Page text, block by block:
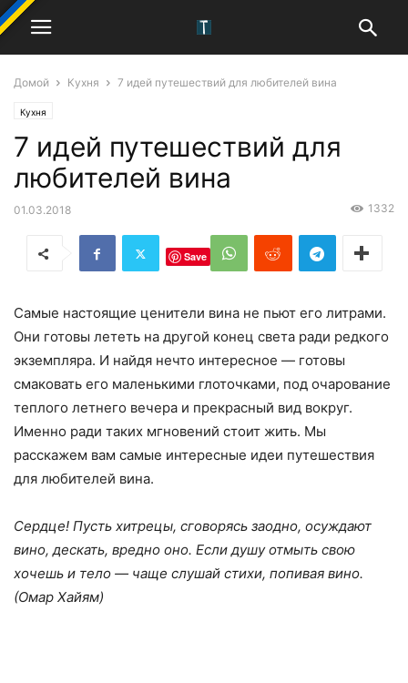
Домой Кухня 7 идей путешествий для любителей вина
Кухня
7 идей путешествий для
любителей вина
01.03.2018 1332
Save
Самые настоящие ценители вина не пьют его литрами.
Они готовы лететь на другой конец света ради редкого
экземпляра. И найдя нечто интересное — готовы
смаковать его маленькими глоточками, под очарование
теплого летнего вечера и прекрасный вид вокруг.
Именно ради таких мгновений стоит жить. Мы
расскажем вам самые интересные идеи путешествия
для любителей вина.
Сердце! Пусть хитрецы, сговорясь заодно, осуждают
вино, дескать, вредно оно. Если душу отмыть свою
хочешь и тело — чаще слушай стихи, попивая вино.
(Омар Хайям)